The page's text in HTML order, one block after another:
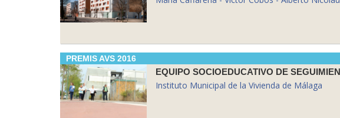
PREMIS AVS 2016
Instituto Municipal de la Vivienda de Málaga